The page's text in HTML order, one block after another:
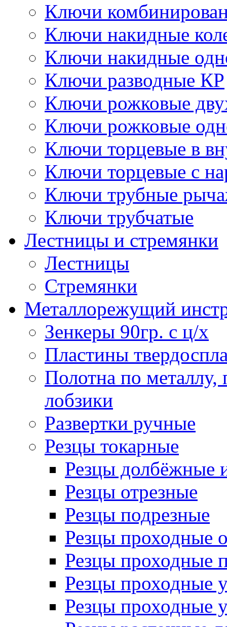
Ключи
Ключи накидные
Ключи накидные
Ключи разводные КР
Ключи рожковые
Ключи рожковые
Ключи торцевые в
Ключи торцевые с
Ключи трубные
Ключи трубчатые
Лестницы и стремянки
Лестницы
Стремянки
Металлорежущий
Зенкеры 90гр. с ц/х
Пластины
Полотна по
лобзики
Развертки ручные
Резцы токарные
Резцы долбёжные
Резцы отрезные
Резцы подрезные
Резцы проходные
Резцы проходные
Резцы проходные
Резцы проходные